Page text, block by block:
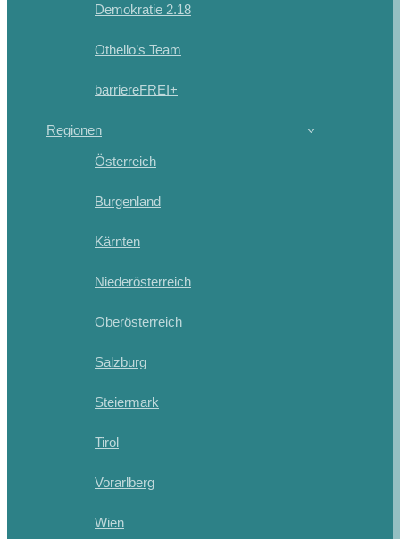
Demokratie 2.18
Othello’s Team
barriereFREI+
Regionen
Österreich
Burgenland
Kärnten
Niederösterreich
Oberösterreich
Salzburg
Steiermark
Tirol
Vorarlberg
Wien